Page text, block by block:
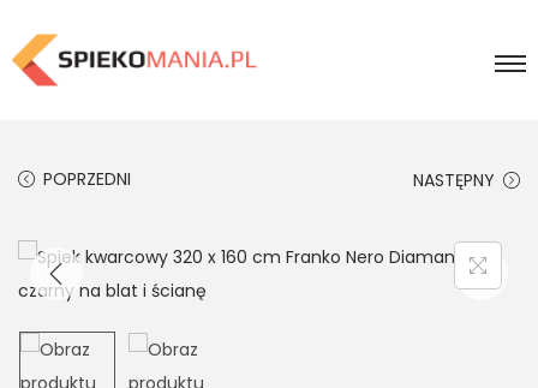
POPRZEDNI NASTĘPNY